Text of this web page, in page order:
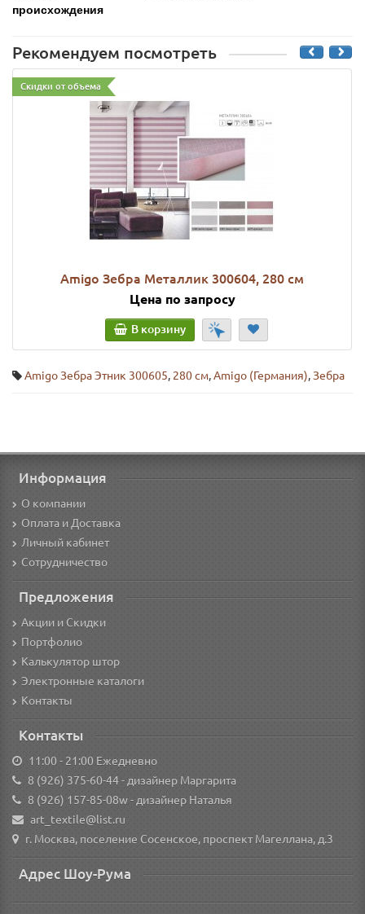
происхождения
Рекомендуем посмотреть
Скидки от объема
Amigo Зебра Металлик 300604, 280 см
Цена по запросу
В корзину
Amigo Зебра Этник 300605, 280 см,Amigo (Германия),Зебра
Информация
О компании
Оплата и Доставка
Личный кабинет
Сотрудничество
Предложения
Акции и Скидки
Портфолио
Калькулятор штор
Электронные каталоги
Контакты
Контакты
11:00 - 21:00 Ежедневно
8 (926) 375-60-44- дизайнер Маргарита
8 (926) 157-85-08w- дизайнер Наталья
art_textile@list.ru
г. Москва, поселение Сосенское, проспект Магеллана, д.3
Адрес Шоу-Рума